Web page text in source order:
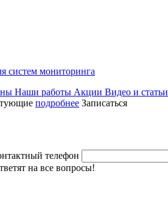
систем мониторинга
Наши работы Акции Видео и статьи
подробнее Записаться
телефон
на все вопросы!